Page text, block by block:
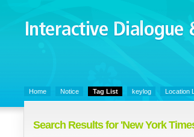
Interactive
PR 2.0
Home Notice Tag List keylog Location
Search Results for 'New York